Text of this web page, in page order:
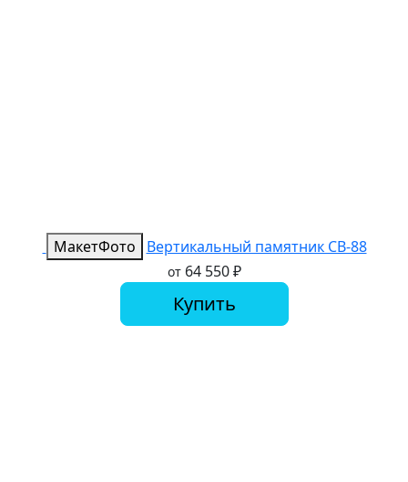
МакетФото Вертикальный памятник СВ-88
от 64 550₽
Купить